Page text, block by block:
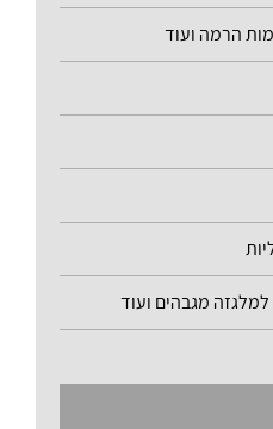
הרמה ועוד
מגבהים ועוד